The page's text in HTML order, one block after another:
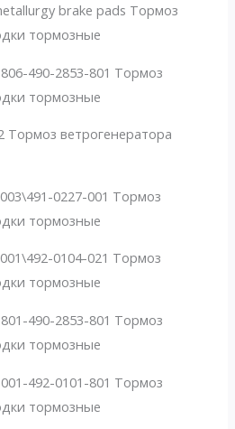
brake pads Тормоз
тормозные
490-2853-801 Тормоз
тормозные
Тормоз ветрогенератора
0227-001 Тормоз
тормозные
0104-021 Тормоз
тормозные
490-2853-801 Тормоз
тормозные
492-0101-801 Тормоз
тормозные